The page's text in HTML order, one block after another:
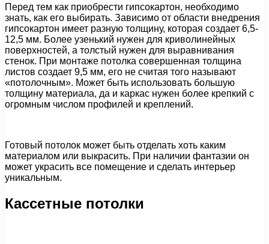
Перед тем как приобрести гипсокартон, необходимо
знать, как его выбирать. Зависимо от области внедрения
гипсокартон имеет разную толщину, которая создает 6,5-
12,5 мм. Более узенький нужен для криволинейных
поверхностей, а толстый нужен для выравнивания
стенок. При монтаже потолка совершенная толщина
листов создает 9,5 мм, его не считая того называют
«потолочным». Может быть использовать большую
толщину материала, да и каркас нужен более крепкий с
огромным числом профилей и креплений.
Готовый потолок может быть отделать хоть каким
материалом или выкрасить. При наличии фантазии он
может украсить все помещение и сделать интерьер
уникальным.
Кассетные потолки